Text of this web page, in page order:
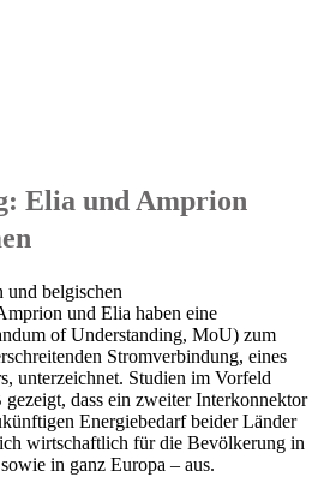
Elia und Amprion
und belgischen
und Elia haben eine
of Understanding, MoU) zum
Stromverbindung, eines
unterzeichnet. Studien im Vorfeld
dass ein zweiter Interkonnektor
Energiebedarf beider Länder
wirtschaftlich für die Bevölkerung in
in ganz Europa – aus.